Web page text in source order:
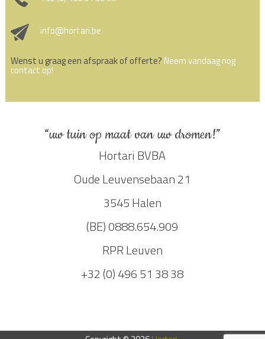
info@hortari.be
Wenst u graag een afspraak of offerte? Neem vandaag nog
contact op!
“uw tuin op maat van uw dromen!”
Hortari BVBA
Oude Leuvensebaan 21
3545 Halen
(BE) 0888.654.909
RPR Leuven
+32 (0) 496 51 38 38